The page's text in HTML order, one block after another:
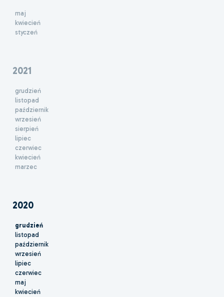
maj
kwiecień
styczeń
2021
grudzień
listopad
październik
wrzesień
sierpień
lipiec
czerwiec
kwiecień
marzec
2020
grudzień
listopad
październik
wrzesień
lipiec
czerwiec
maj
kwiecień